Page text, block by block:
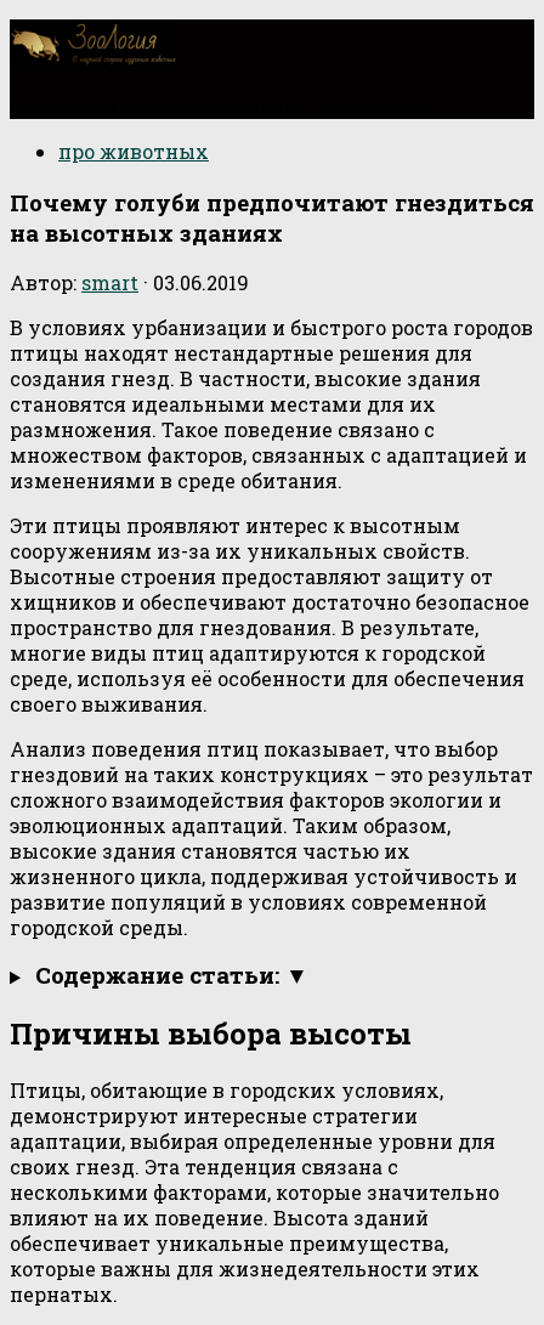
про животных
Почему голуби предпочитают гнездиться
на высотных зданиях
Автор: smart · 03.06.2019
В условиях урбанизации и быстрого роста городов
птицы находят нестандартные решения для
создания гнезд. В частности, высокие здания
становятся идеальными местами для их
размножения. Такое поведение связано с
множеством факторов, связанных с адаптацией и
изменениями в среде обитания.
Эти птицы проявляют интерес к высотным
сооружениям из-за их уникальных свойств.
Высотные строения предоставляют защиту от
хищников и обеспечивают достаточно безопасное
пространство для гнездования. В результате,
многие виды птиц адаптируются к городской
среде, используя её особенности для обеспечения
своего выживания.
Анализ поведения птиц показывает, что выбор
гнездовий на таких конструкциях – это результат
сложного взаимодействия факторов экологии и
эволюционных адаптаций. Таким образом,
высокие здания становятся частью их
жизненного цикла, поддерживая устойчивость и
развитие популяций в условиях современной
городской среды.
Содержание статьи: ▼
Причины выбора высоты
Птицы, обитающие в городских условиях,
демонстрируют интересные стратегии
адаптации, выбирая определенные уровни для
своих гнезд. Эта тенденция связана с
несколькими факторами, которые значительно
влияют на их поведение. Высота зданий
обеспечивает уникальные преимущества,
которые важны для жизнедеятельности этих
пернатых.